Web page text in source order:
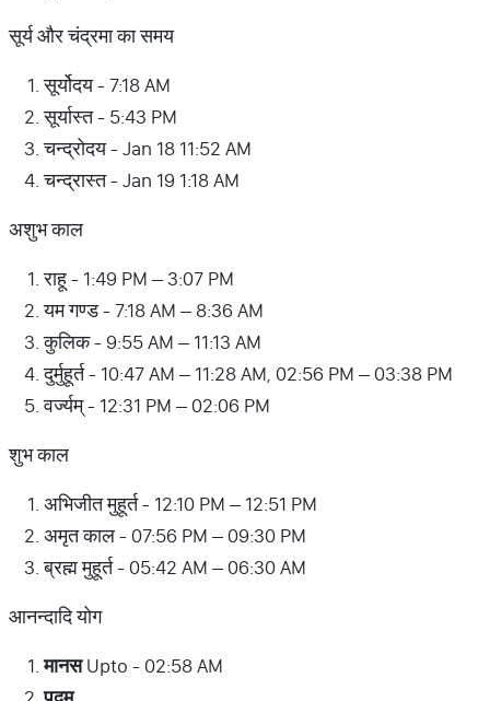
सूर्य और चंद्रमा का समय
सूर्योदय - 7:18 AM
सूर्यास्त - 5:43 PM
चन्द्रोदय - Jan 18 11:52 AM
चन्द्रास्त - Jan 19 1:18 AM
अशुभ काल
राहू - 1:49 PM – 3:07 PM
यम गण्ड - 7:18 AM – 8:36 AM
कुलिक - 9:55 AM – 11:13 AM
दुर्मुहूर्त - 10:47 AM – 11:28 AM, 02:56 PM – 03:38 PM
वर्ज्यम् - 12:31 PM – 02:06 PM
शुभ काल
अभिजीत मुहूर्त - 12:10 PM – 12:51 PM
अमृत काल - 07:56 PM – 09:30 PM
ब्रह्म मुहूर्त - 05:42 AM – 06:30 AM
आनन्दादि योग
मानसUpto - 02:58 AM